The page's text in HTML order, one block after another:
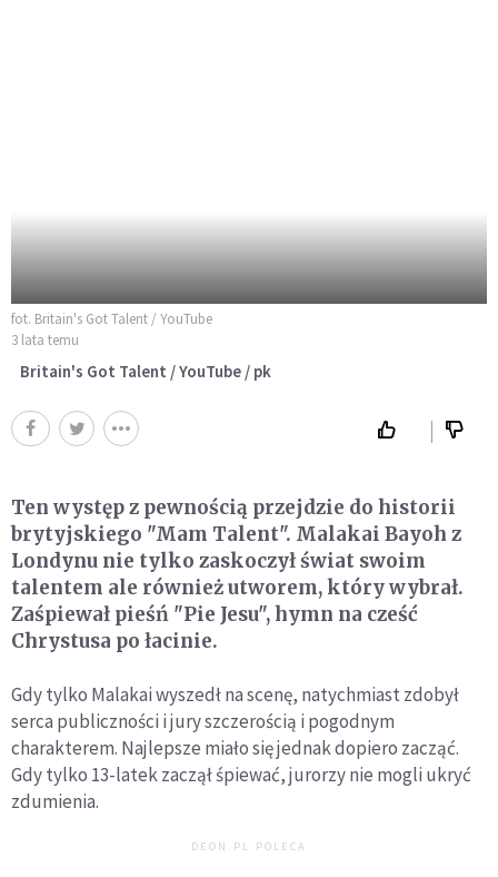
fot. Britain's Got Talent / YouTube
3 lata temu
Britain's Got Talent / YouTube / pk
Ten występ z pewnością przejdzie do historii
brytyjskiego "Mam Talent". Malakai Bayoh z
Londynu nie tylko zaskoczył świat swoim
talentem ale również utworem, który wybrał.
Zaśpiewał pieśń "Pie Jesu", hymn na cześć
Chrystusa po łacinie.
Gdy tylko Malakai wyszedł na scenę, natychmiast zdobył
serca publiczności i jury szczerością i pogodnym
charakterem. Najlepsze miało się jednak dopiero zacząć.
Gdy tylko 13-latek zaczął śpiewać, jurorzy nie mogli ukryć
zdumienia.
DEON.PL POLECA